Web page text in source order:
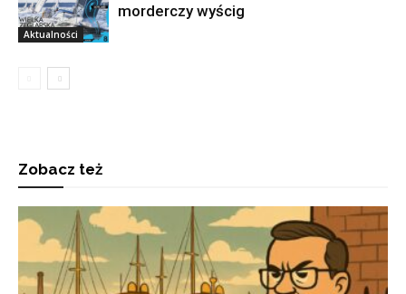
Aktualności
morderczy wyścig
Zobacz też